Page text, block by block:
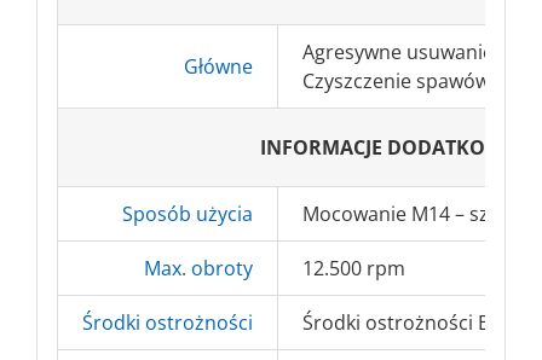
Główne
Agresywne usuwanie
Czyszczenie spawów,
INFORMACJE DODATKOWE
Sposób użycia Mocowanie M14 –
Max. obroty 12.500 rpm
Środki ostrożności Środki ostrożności BHP